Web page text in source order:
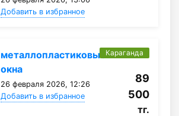
Добавить в избранное
металлопластиковые
окна
26 февраля 2026, 12:26
Добавить в избранное
Караганда
89
500
тг.